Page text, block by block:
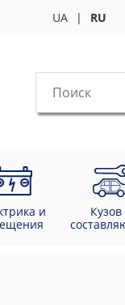
UA | RU
и
Кузов